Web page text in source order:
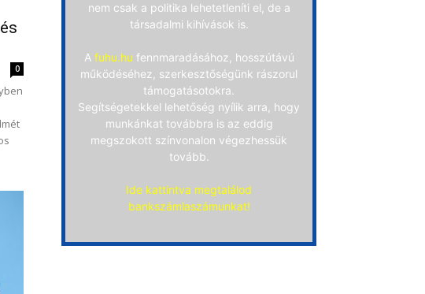
0
nem csak a politika lehetetleníti el, de a
társadalmi kihívások is.
A fuhu.hu fennmaradásához, hosszútávú
működéséhez, szerkesztőségünk rászorul
támogatásotokra.
Segítségetekkel lehetőség nyílik arra, hogy
munkánkat továbbra is az eddig
megszokott színvonalon végezhessük
tovább.
Ide kattintva megtalálod
bankszámlaszámunkat!